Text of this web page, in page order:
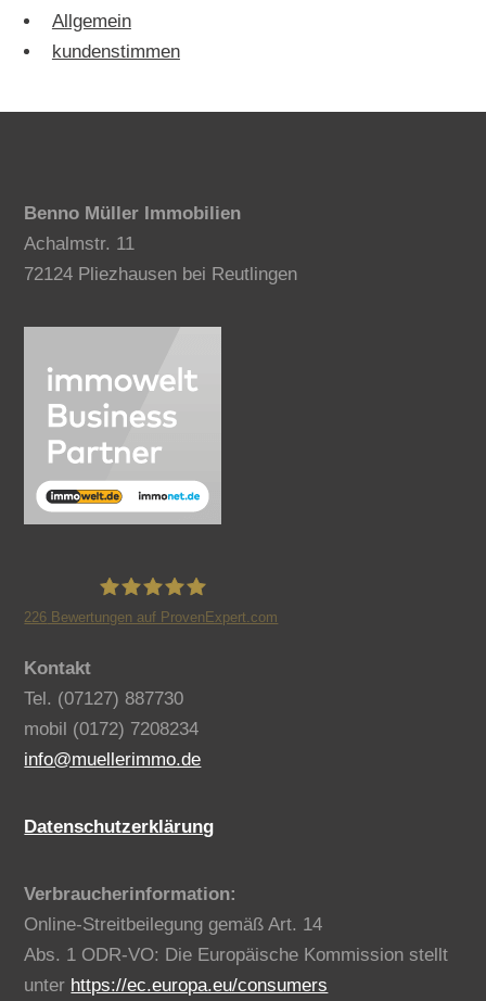
Allgemein
kundenstimmen
Benno Müller Immobilien
Achalmstr. 11
72124 Pliezhausen bei Reutlingen
226 Bewertungen auf ProvenExpert.com
Kontakt
Tel. (07127) 887730
mobil (0172) 7208234
info@muellerimmo.de
Datenschutzerklärung
Verbraucherinformation:
Online-Streitbeilegung gemäß Art. 14
Abs. 1 ODR-VO: Die Europäische Kommission stellt
unter https://ec.europa.eu/consumers